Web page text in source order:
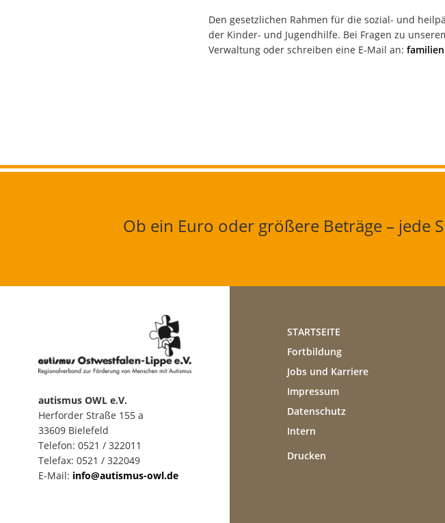
Den gesetzlichen Rahmen für die sozial- und
der Kinder- und Jugendhilfe. Bei Fragen zu
Verwaltung oder schreiben eine E-Mail an:
Ob ein Euro oder größere Beträge – jede
autismus OWL e.V.
Herforder Straße 155 a
33609 Bielefeld
Telefon: 0521 / 322011
Telefax: 0521 / 322049
E-Mail: info@autismus-owl.de
STARTSEITE
Fortbildung
Jobs und Karriere
Impressum
Datenschutz
Intern
Drucken